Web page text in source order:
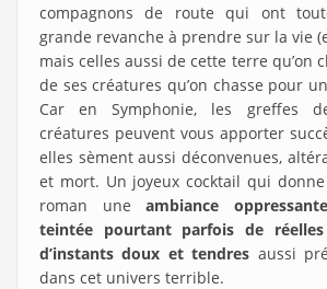
compagnons de route qui ont
grande revanche à prendre sur la vie
mais celles aussi de cette terre qu’on
de ses créatures qu’on chasse pour
Car en Symphonie, les greffes
créatures peuvent vous apporter
elles sèment aussi déconvenues,
et mort. Un joyeux cocktail qui donne
roman une ambiance
teintée pourtant parfois de
d’instants doux et tendres aussi
dans cet univers terrible.